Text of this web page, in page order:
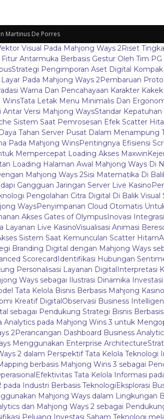
Martinus De Porres
Visual Pada Mahjong Ways 2Riset
Antarmuka Berbasis Gestur Oleh Tim
Strategi Pengimporan Aset Digital
Pada Mahjong Ways 2Pembaruan
Warna Dan Pencahayaan Karakter
WinsTata Letak Menu Minimalis Dan
Antar Versi Mahjong WaysStandar
Sistem Saat Pemrosesan Efek Scatter
Daya Tahan Server Pusat Dalam Menampung
Pada Mahjong WinsPentingnya Efisiensi
Mempercepat Loading Akses Maxwin
Loading Halaman Awal Mahjong Ways Di
Mahjong Ways 2Sisi Matematika Di
Gangguan Jaringan Server Live Kasino
Pengolahan Citra Digital Di Balik
WaysPenyimpanan Cloud Otomatis
Akses Gates of OlympusInovasi
Layanan Live KasinoVisualisasi Animasi
Sistem Saat Kemunculan Scatter Hitam
Branding Digital dengan Mahjong Ways
ScorecardIdentifikasi Hubungan
Personalisasi Layanan DigitalInterpretasi
Ways sebagai Ilustrasi Dinamika
Tata Kelola Bisnis Berbasis Mahjong
Kreatif DigitalObservasi Business
sebagai Pendukung Strategi Bisnis
Analytics pada Mahjong Wins 3 untuk
2Perancangan Dashboard Business
Menggunakan Enterprise Architecture
2 dalam Perspektif Tata Kelola Teknologi
berbasis Mahjong Wins 3 sebagai
Efektivitas Tata Kelola Informasi
Industri Berbasis TeknologiEksplorasi
Mahjong Ways dalam Lingkungan
dan Mahjong Ways 2 sebagai
Peluang Investasi Saham Teknologi